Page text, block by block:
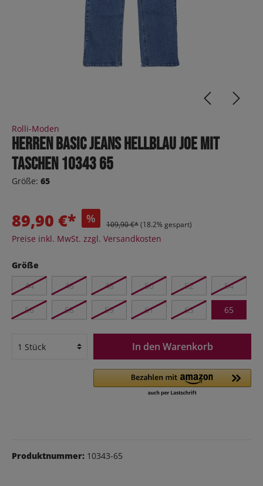
Rolli-Moden
Herren Basic Jeans Hellblau JOE mit
Taschen 10343 65
Größe: 65
89,90 €* % 109,90 €*(18.2% gespart)
Preise inkl. MwSt. zzgl. Versandkosten
Größe
44
46 48 50 52 54
56 58 59 61 63 65
In den Warenkorb
Produktnummer: 10343-65